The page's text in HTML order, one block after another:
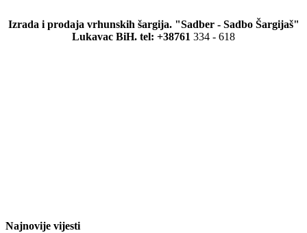
Izrada i prodaja vrhunskih šargija. "Sadber - Sadbo Šargijaš"
Lukavac BiH. tel: +38761 334 - 618
Najnovije vijesti